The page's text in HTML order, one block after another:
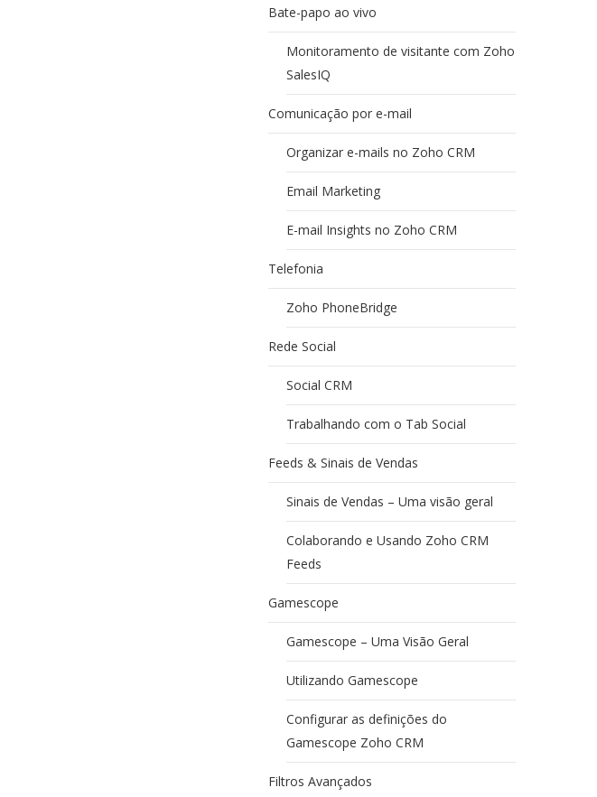
Bate-papo ao vivo
Monitoramento de visitante com Zoho
SalesIQ
Comunicação por e-mail
Organizar e-mails no Zoho CRM
Email Marketing
E-mail Insights no Zoho CRM
Telefonia
Zoho PhoneBridge
Rede Social
Social CRM
Trabalhando com o Tab Social
Feeds & Sinais de Vendas
Sinais de Vendas – Uma visão geral
Colaborando e Usando Zoho CRM
Feeds
Gamescope
Gamescope – Uma Visão Geral
Utilizando Gamescope
Configurar as definições do
Gamescope Zoho CRM
Filtros Avançados